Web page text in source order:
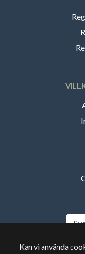
Kan vi använda